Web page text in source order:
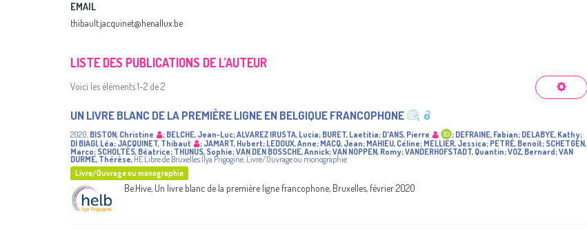
EMAIL
thibault.jacquinet@henallux.be
LISTE DES PUBLICATIONS DE L’AUTEUR
Voici les éléments 1-2 de 2
UN LIVRE BLANC DE LA PREMIÈRE LIGNE EN BELGIQUE FRANCOPHONE
2020, BISTON, Christine ; BELCHE, Jean-Luc;ALVAREZ IRUSTA, Lucia; BURET, Laetitia; D'ANS, Pierre ; DEFRAINE, Fabian; DELABYE, Kathy;
DI BIAGI, Léa; JACQUINET, Thibaut ; JAMART, Hubert; LEDOUX, Anne; MACQ, Jean; MAHIEU, Céline; MELLIER, Jessica; PETRÉ, Benoît; SCHETGEN,
Marco; SCHOLTÈS, Béatrice; THUNUS, Sophie;VAN DEN BOSSCHE, Annick;VAN NOPPEN, Romy;VANDERHOFSTADT, Quantin;VOZ, Bernard;VAN
DURME, Thérèse, HE Libre de Bruxelles Ilya Prigogine, Livre/Ouvrage ou monographie
Livre/Ouvrage ou monographie
Be.Hive, Un livre blanc de la première ligne francophone, Bruxelles, février 2020